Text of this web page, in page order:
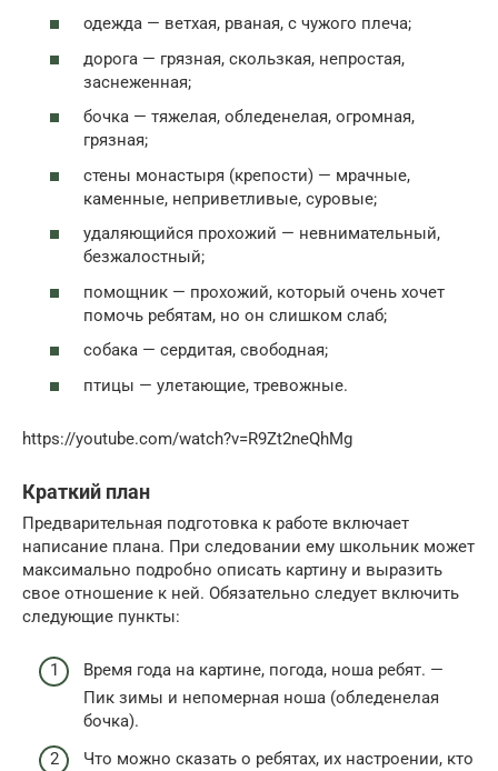
одежда — ветхая, рваная, с чужого плеча;
дорога — грязная, скользкая, непростая,
заснеженная;
бочка — тяжелая, обледенелая, огромная,
грязная;
стены монастыря (крепости) — мрачные,
каменные, неприветливые, суровые;
удаляющийся прохожий — невнимательный,
безжалостный;
помощник — прохожий, который очень хочет
помочь ребятам, но он слишком слаб;
собака — сердитая, свободная;
птицы — улетающие, тревожные.
https://youtube.com/watch?v=R9Zt2neQhMg
Краткий план
Предварительная подготовка к работе включает
написание плана. При следовании ему школьник может
максимально подробно описать картину и выразить
свое отношение к ней. Обязательно следует включить
следующие пункты:
Время года на картине, погода, ноша ребят. —
Пик зимы и непомерная ноша (обледенелая
бочка).
Что можно сказать о ребятах, их настроении, кто